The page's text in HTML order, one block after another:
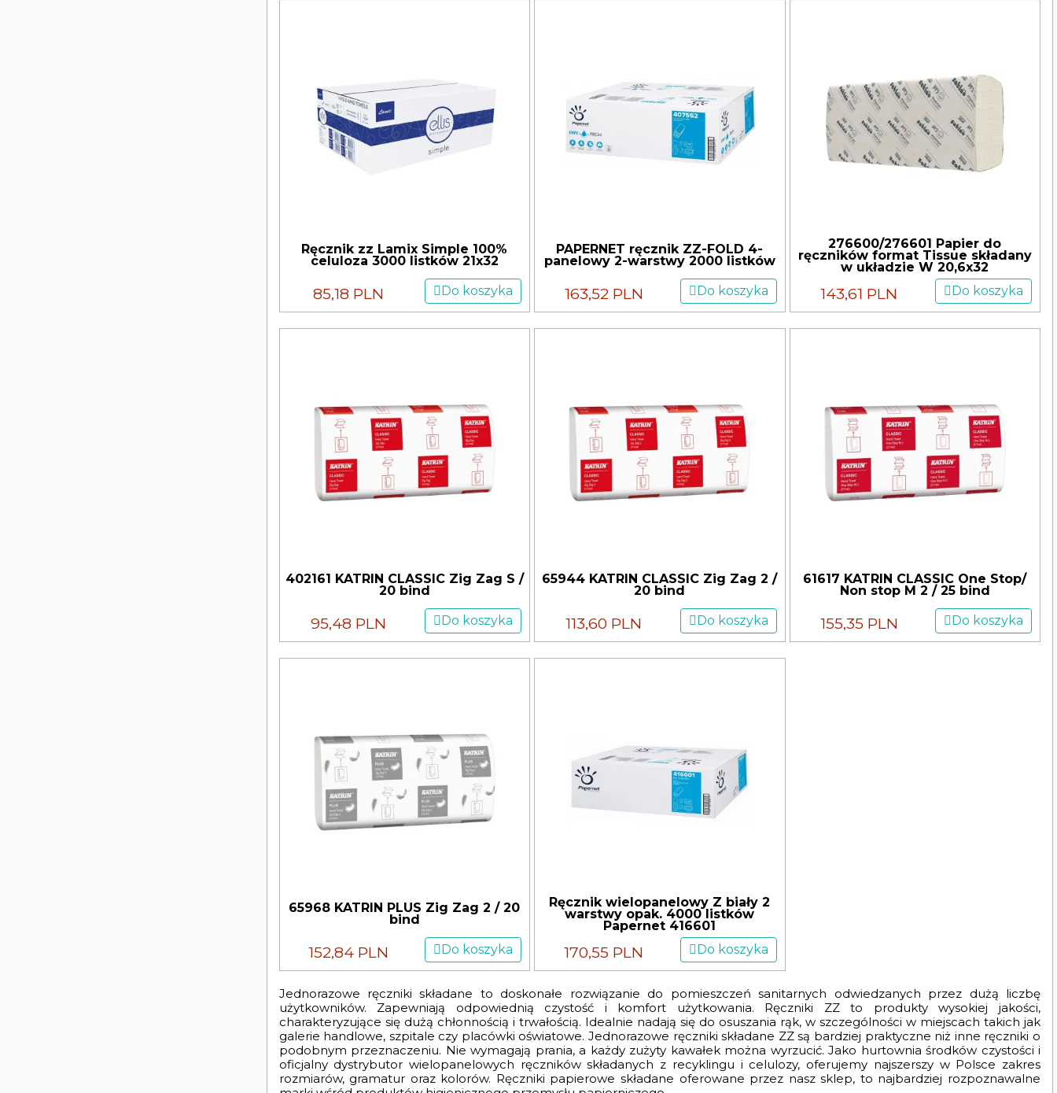
Ręcznik zz Lamix Simple 100%
celuloza 3000 listków 21x32
85,18 PLN Do koszyka
PAPERNET ręcznik ZZ-FOLD 4-
panelowy 2-warstwy 2000 listków
163,52 PLN Do koszyka
276600/276601 Papier do
ręczników format Tissue składany
w układzie W 20,6x32
143,61 PLN Do koszyka
402161 KATRIN CLASSIC Zig Zag S /
20 bind
95,48 PLN Do koszyka
65944 KATRIN CLASSIC Zig Zag 2 /
20 bind
113,60 PLN Do koszyka
61617 KATRIN CLASSIC One Stop/
Non stop M 2 / 25 bind
155,35 PLN Do koszyka
65968 KATRIN PLUS Zig Zag 2 / 20
bind
152,84 PLN Do koszyka
Ręcznik wielopanelowy Z biały 2
warstwy opak. 4000 listków
Papernet 416601
170,55 PLN Do koszyka
Jednorazowe ręczniki składane to doskonałe rozwiązanie do pomieszczeń sanitarnych odwiedzanych przez dużą liczbę
użytkowników. Zapewniają odpowiednią czystość i komfort użytkowania. Ręczniki ZZ to produkty wysokiej jakości,
charakteryzujące się dużą chłonnością i trwałością. Idealnie nadają się do osuszania rąk, w szczególności w miejscach takich jak
galerie handlowe, szpitale czy placówki oświatowe. Jednorazowe ręczniki składane ZZ są bardziej praktyczne niż inne ręczniki o
podobnym przeznaczeniu. Nie wymagają prania, a każdy zużyty kawałek można wyrzucić. Jako hurtownia środków czystości i
oficjalny dystrybutor wielopanelowych ręczników składanych z recyklingu i celulozy, oferujemy najszerszy w Polsce zakres
rozmiarów, gramatur oraz kolorów. Ręczniki papierowe składane oferowane przez nasz sklep, to najbardziej rozpoznawalne